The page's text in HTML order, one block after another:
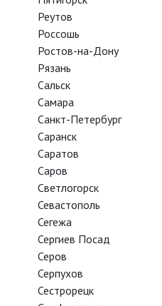
Реутов
Россошь
Ростов-на-Дону
Рязань
Сальск
Самара
Санкт-Петербург
Саранск
Саратов
Саров
Светлогорск
Севастополь
Сегежа
Сергиев Посад
Серов
Серпухов
Сестрорецк